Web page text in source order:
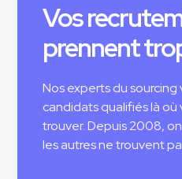
Vos
prennent
Nos experts du
candidats qualifiés là où
trouver. Depuis 2008,
les autres ne trouvent